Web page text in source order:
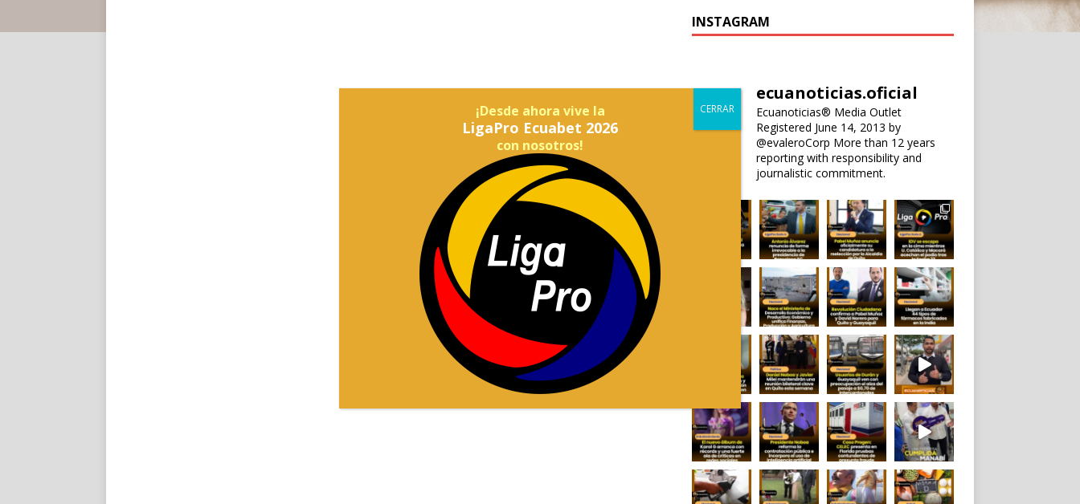
INSTAGRAM
ecuanoticias.oficial
Ecuanoticias® Media Outlet
Registered June 14, 2013 by
@evaleroCorp More than 12 years
reporting with responsibility and
journalistic commitment.
¡Desde ahora vive la
LigaPro Ecuabet 2026
con nosotros!